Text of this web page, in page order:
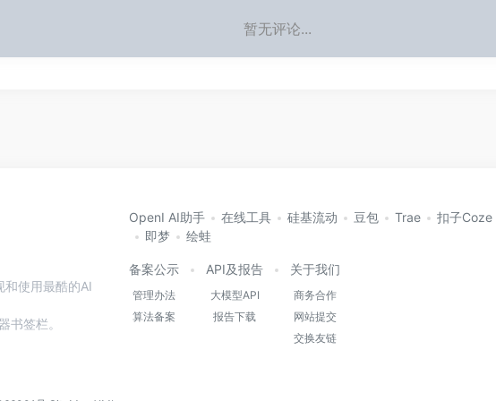
暂无评论...
和使用最酷的AI
签栏。
OpenI AI助手 在线工具 硅基流动 豆包 Trae
扣子Coze
即梦
绘蛙
备案公示
管理办法
算法备案
API及报告
大模型API
报告下载
关于我们
商务合作
网站提交
交换友链